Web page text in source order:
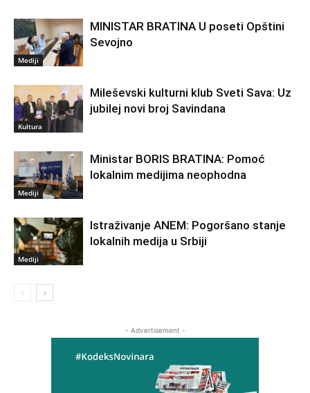
Mediji
MINISTAR BRATINA U poseti Opštini
Sevojno
Kultura
Mileševski kulturni klub Sveti Sava: Uz
jubilej novi broj Savindana
Mediji
Ministar BORIS BRATINA: Pomoć
lokalnim medijima neophodna
Mediji
Istraživanje ANEM: Pogoršano stanje
lokalnih medija u Srbiji
- Advertisement -